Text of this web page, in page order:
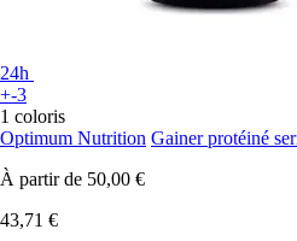
24h
+-3
1 coloris
Optimum Nutrition Gainer protéiné
À partir de 50,00 €
43,71 €